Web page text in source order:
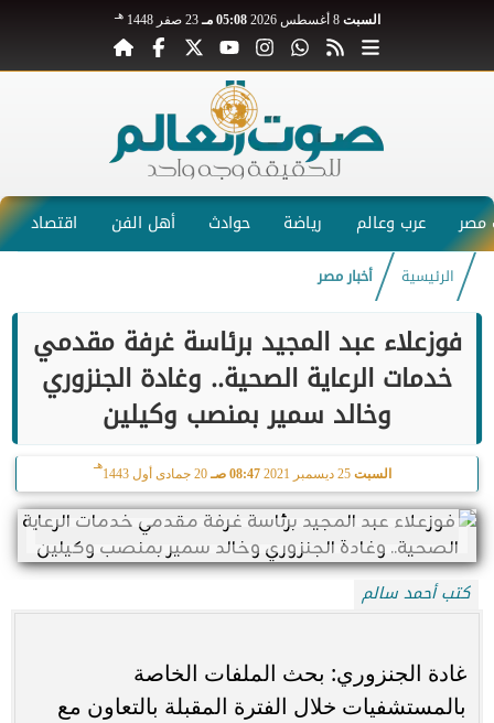
السبت 8 أغسطس 2026 05:08 مـ 23 صفر 1448 هـ
عرب وعالم رياضة حوادث أهل الفن اقتصاد
الرئيسية أخبار مصر
فوزعلاء عبد المجيد برئاسة غرفة مقدمي
خدمات الرعاية الصحية.. وغادة الجنزوري
وخالد سمير بمنصب وكيلين
السبت 08:47 صـ 20 جمادى أول 1443
هـ
كتب أحمد سالم
غادة الجنزوري: بحث الملفات الخاصة
بالمستشفيات خلال الفترة المقبلة بالتعاون مع